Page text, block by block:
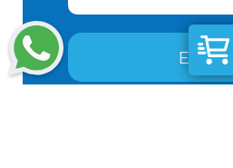
Enviar